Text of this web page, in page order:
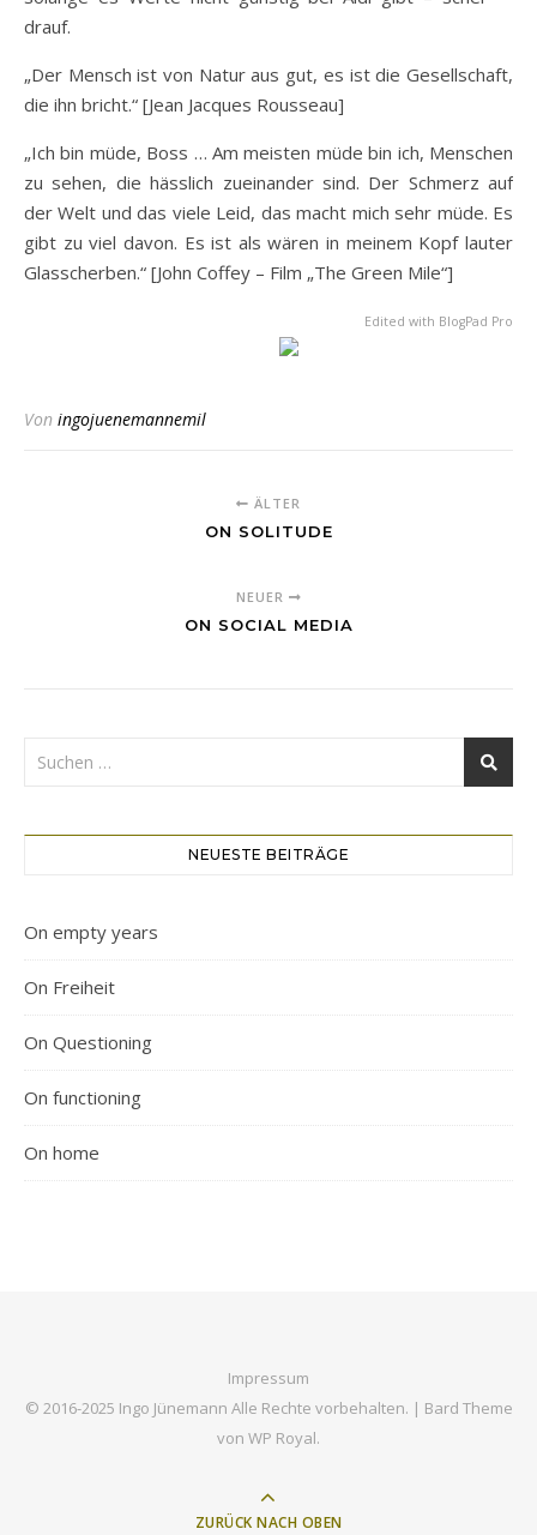
drauf.
„Der Mensch ist von Natur aus gut, es ist die Gesellschaft,
die ihn bricht.“ [Jean Jacques Rousseau]
„Ich bin müde, Boss … Am meisten müde bin ich, Menschen
zu sehen, die hässlich zueinander sind. Der Schmerz auf
der Welt und das viele Leid, das macht mich sehr müde. Es
gibt zu viel davon. Es ist als wären in meinem Kopf lauter
Glasscherben.“ [John Coffey – Film „The Green Mile“]
Edited with BlogPad Pro
Von ingojuenemannemil
ÄLTER
ON SOLITUDE
NEUER
ON SOCIAL MEDIA
NEUESTE BEITRÄGE
On empty years
On Freiheit
On Questioning
On functioning
On home
Impressum
© 2016-2025 Ingo Jünemann Alle Rechte vorbehalten. | Bard Theme
von WP Royal.
ZURÜCK NACH OBEN